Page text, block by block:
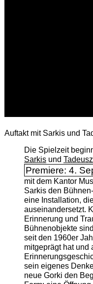
Auftakt mit Sarkis und
Die Spielzeit
Sarkisund
Premiere: 4.
mit dem Kantor
Sarkis den
eine Installation,
auseinandersetzt.
Erinnerung und
Bühnenobjekte
seit den 1960er
mitgeprägt hat
sein eigenes
neue Gorki den